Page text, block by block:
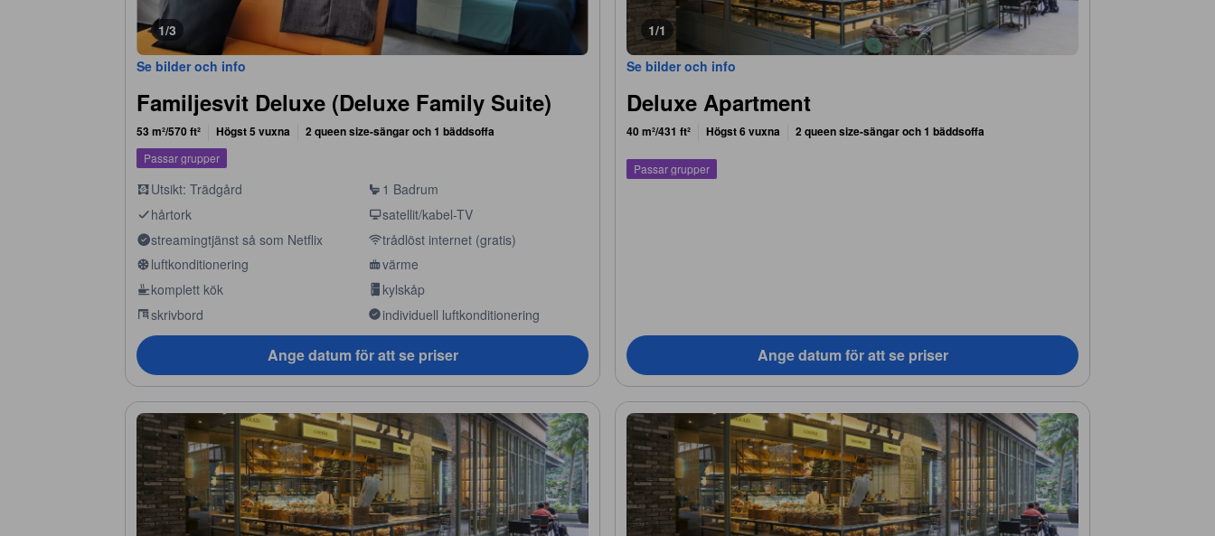
1/3
Se bilder och info
Familjesvit Deluxe (Deluxe Family Suite)
53 m²/570 ft² Högst 5 vuxna 2 queen size-sängar och 1 bäddsoffa
Passar grupper
Utsikt: Trädgård
1 Badrum
hårtork
satellit/kabel-TV
streamingtjänst så som Netflix
trådlöst internet (gratis)
luftkonditionering
värme
komplett kök
kylskåp
skrivbord
individuell luftkonditionering
Ange datum för att se priser
1/1
Se bilder och info
Deluxe Apartment
40 m²/431 ft² Högst 6 vuxna 2 queen size-sängar och 1 bäddsoffa
Passar grupper
Ange datum för att se priser